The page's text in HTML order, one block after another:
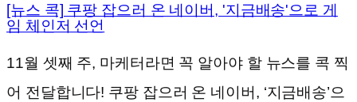
[뉴스 콕] 쿠팡 잡으러 온 네이버, '지금배송'으로 게
임 체인저 선언
11월 셋째 주, 마케터라면 꼭 알아야 할 뉴스를 콕 찍
어 전달합니다! 쿠팡 잡으러 온 네이버, ‘지금배송’으